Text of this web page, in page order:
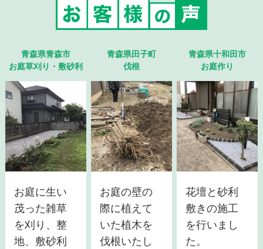
青森県青森市
お庭草刈り・敷砂利
お庭に生い
茂った雑草
を刈り、整
地、敷砂利
青森県田子町
伐根
お庭の壁の
際に植えて
いた植木を
伐根いたし
青森県十和田市
お庭作り
花壇と砂利
敷きの施工
を行いまし
た。